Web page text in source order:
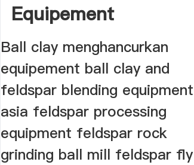
Equipement
Ball clay menghancurkan
equipement ball clay and
feldspar blending equipment
asia feldspar processing
equipment feldspar rock
grinding ball mill feldspar fly